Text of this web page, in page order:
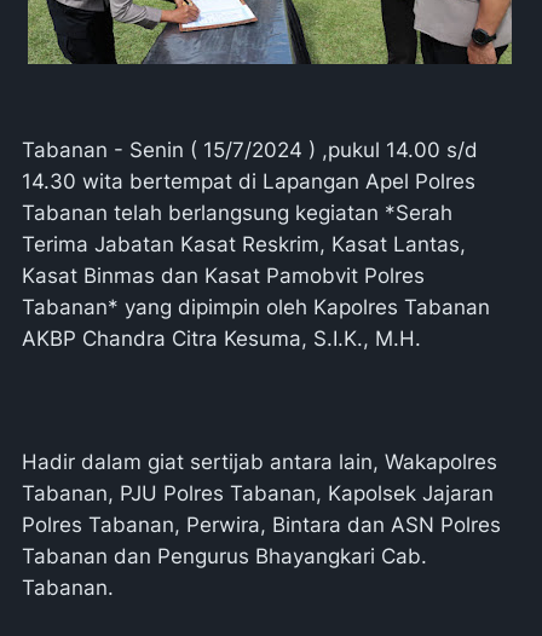
Tabanan - Senin ( 15/7/2024 ) ,pukul 14.00 s/d
14.30 wita bertempat di Lapangan Apel Polres
Tabanan telah berlangsung kegiatan *Serah
Terima Jabatan Kasat Reskrim, Kasat Lantas,
Kasat Binmas dan Kasat Pamobvit Polres
Tabanan* yang dipimpin oleh Kapolres Tabanan
AKBP Chandra Citra Kesuma, S.I.K., M.H.
Hadir dalam giat sertijab antara lain, Wakapolres
Tabanan, PJU Polres Tabanan, Kapolsek Jajaran
Polres Tabanan, Perwira, Bintara dan ASN Polres
Tabanan dan Pengurus Bhayangkari Cab.
Tabanan.